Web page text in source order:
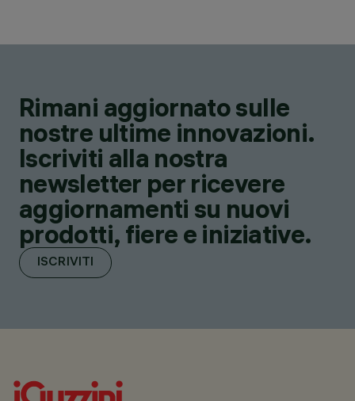
Rimani aggiornato sulle
nostre ultime innovazioni.
Iscriviti alla nostra
newsletter per ricevere
aggiornamenti su nuovi
prodotti, fiere e iniziative.
ISCRIVITI